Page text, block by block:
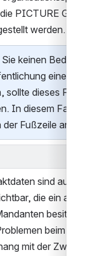
PICTURE
werden.
keinen Bedarf
einer
sollte dieses Feld
In diesem Fall
der Fußzeile
sind
die ein
besitzen
beim
mit der Zwei-